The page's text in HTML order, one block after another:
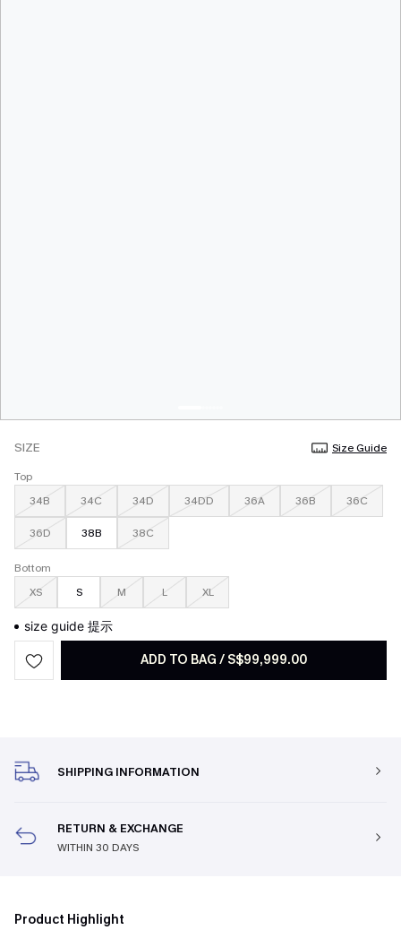
SIZE
Size Guide
Top
34B
34C 34D 34DD 36A 36B 36C
36D 38B 38C
Bottom
XS
S M L XL
size guide 提示
ADD TO BAG / S$99,999.00
SHIPPING INFORMATION
RETURN & EXCHANGE
WITHIN 30 DAYS
Product Highlight